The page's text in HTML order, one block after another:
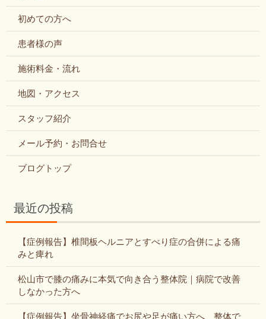
初めての方へ
患者様の声
施術料金・流れ
地図・アクセス
スタッフ紹介
メール予約・お問合せ
ブログトップ
最近の投稿
【症例報告】椎間板ヘルニアとすべり症の合併による痛
みと痺れ
松山市で膝の痛みに本気で向き合う整体院｜病院で改善
しなかった方へ
【症例報告】坐骨神経痛でお尻や足が痛い方へ、整体で